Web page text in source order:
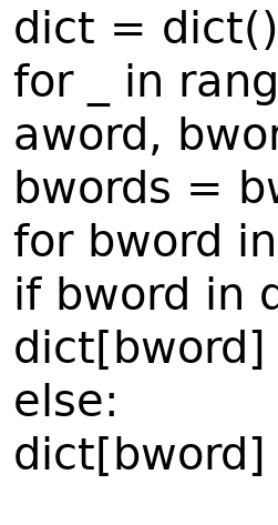
dict = dict()
for _ in
aword,
bwords =
for bword
if bword in
else: